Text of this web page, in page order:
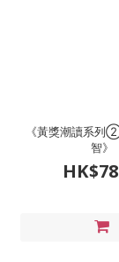
《黃獎潮讀系列
智》